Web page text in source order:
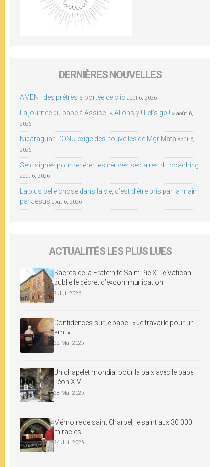
DERNIÈRES NOUVELLES
AMEN : des prêtres à portée de clic août 6, 2026
La journée du pape à Assise : « Allons-y ! Let’s go ! » août 6,
2026
Nicaragua : L’ONU exige des nouvelles de Mgr Mata août 6,
2026
Sept signes pour repérer les dérives sectaires du coaching
août 6, 2026
La plus belle chose dans la vie, c’est d’être pris par la main
par Jésus août 6, 2026
ACTUALITÉS LES PLUS LUES
Sacres de la Fraternité Saint-Pie X : le Vatican
publie le décret d’excommunication
2 Juil 2026
Confidences sur le pape : « Je travaille pour un
ami »
22 Mai 2026
Un chapelet mondial pour la paix avec le pape
Léon XIV
28 Mai 2026
Mémoire de saint Charbel, le saint aux 30 000
miracles
24 Juil 2026